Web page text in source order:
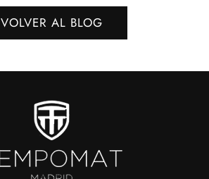
VOLVER AL BLOG